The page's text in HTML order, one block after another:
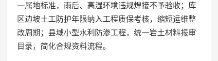
一属地标准，雨后、高湿环境违规焊接不予验收；库
区边坡土工防护年限纳入工程质保考核，缩短运维整
改周期；县域小型水利防渗工程，统一岩土材料报审
目录，简化合规资料流程。